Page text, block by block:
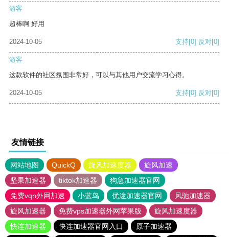
游客
超棒啊 好用
2024-10-05 支持[0] 反对[0]
游客
这款软件的社区氛围非常好，可以与其他用户交流学习心得。
2024-10-05 支持[0] 反对[0]
友情链接
网站地图 QuickQ 旋风加速度器
旋风加速
坚果加速器
tiktok加速器
狗急加速器官网
免费vqn外网加速
小蓝鸟 优途加速器官网
风驰加速器
旋风加速器
免费vps加速器外网苹果版
旋风加速度器
快连加速器
快连加速器官网入口
原子加速器